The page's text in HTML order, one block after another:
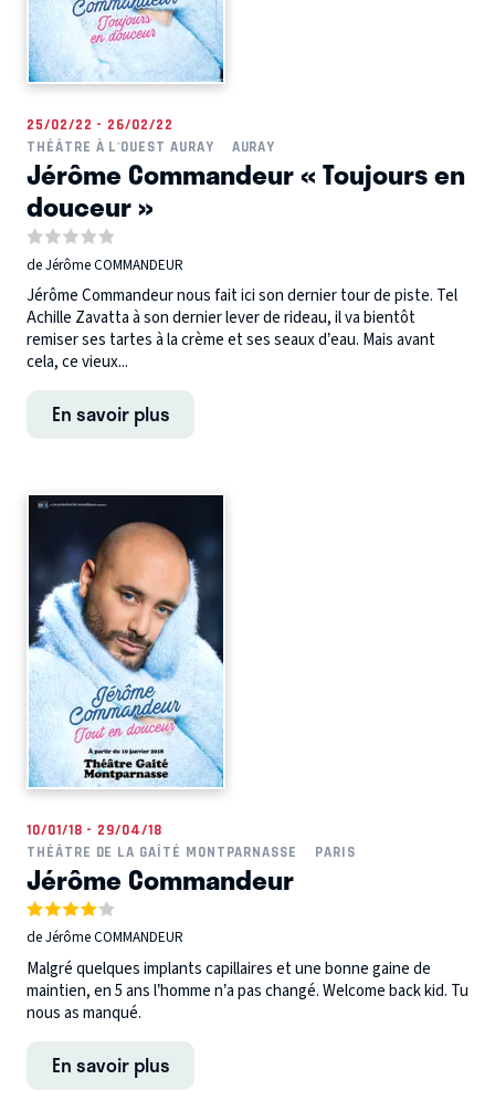
25/02/22 - 26/02/22
THÉÂTRE À L'OUEST AURAY
AURAY
Jérôme Commandeur « Toujours en
douceur »
de Jérôme COMMANDEUR
Jérôme Commandeur nous fait ici son dernier tour de piste. Tel
Achille Zavatta à son dernier lever de rideau, il va bientôt
remiser ses tartes à la crème et ses seaux d’eau. Mais avant
cela, ce vieux...
En savoir plus
10/01/18 - 29/04/18
THÉÂTRE DE LA GAÎTÉ MONTPARNASSE
PARIS
Jérôme Commandeur
de Jérôme COMMANDEUR
Malgré quelques implants capillaires et une bonne gaine de
maintien, en 5 ans l’homme n’a pas changé. Welcome back kid. Tu
nous as manqué.
En savoir plus